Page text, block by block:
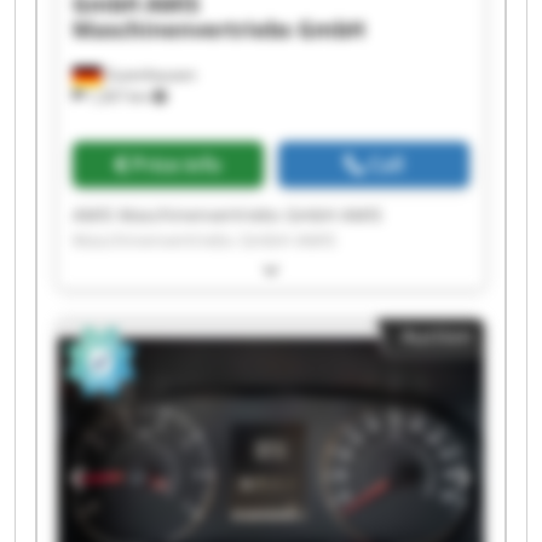
Zuzenhausen
1,267 km
Maschinenvertriebs GmbH
Price info Call
AMIS Maschinenvertriebs GmbH AMIS
Maschinenvertriebs GmbH AMIS
Maschinenvertriebs GmbH AMIS
Maschinenvertriebs GmbH AMIS
Maschinenvertriebs GmbH AMIS
Maschinenvertriebs GmbH AMIS
Maschinenvertriebs GmbH AMIS
Maschinenvertriebs GmbH AMIS
Maschinenvertriebs GmbH AMIS
Maschinenvertriebs GmbH AMIS